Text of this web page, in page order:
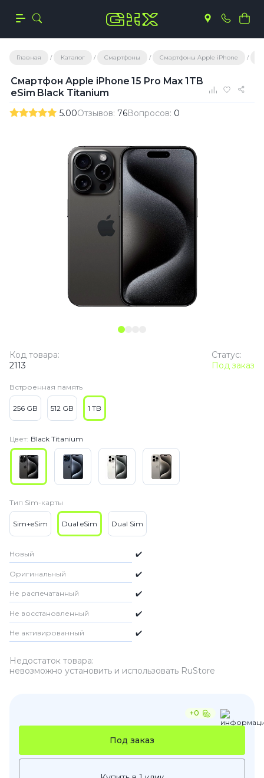
Главная Каталог Смартфоны Смартфоны Apple iPhone
Смартфон Apple iPhone 15 Pro Max 1TB
eSim Black Titanium
5.00Отзывов: 76Вопросов: 0
Статус:
Под заказ
Код товара:
2113
Встроенная память
256 GB 512 GB 1 TB
Цвет: Black Titanium
Тип Sim-карты
Sim+eSim Dual eSim Dual Sim
Новый ✔️
Оригинальный ✔️
Не распечатанный ✔️
Не восстановленный ✔️
Не активированный ✔️
Недостаток товара:
невозможно установить и использовать RuStore
+0
Под заказ